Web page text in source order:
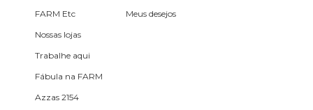
FARM Etc
Nossas lojas
Trabalhe aqui
Fábula na FARM
Azzas 2154
Meus desejos